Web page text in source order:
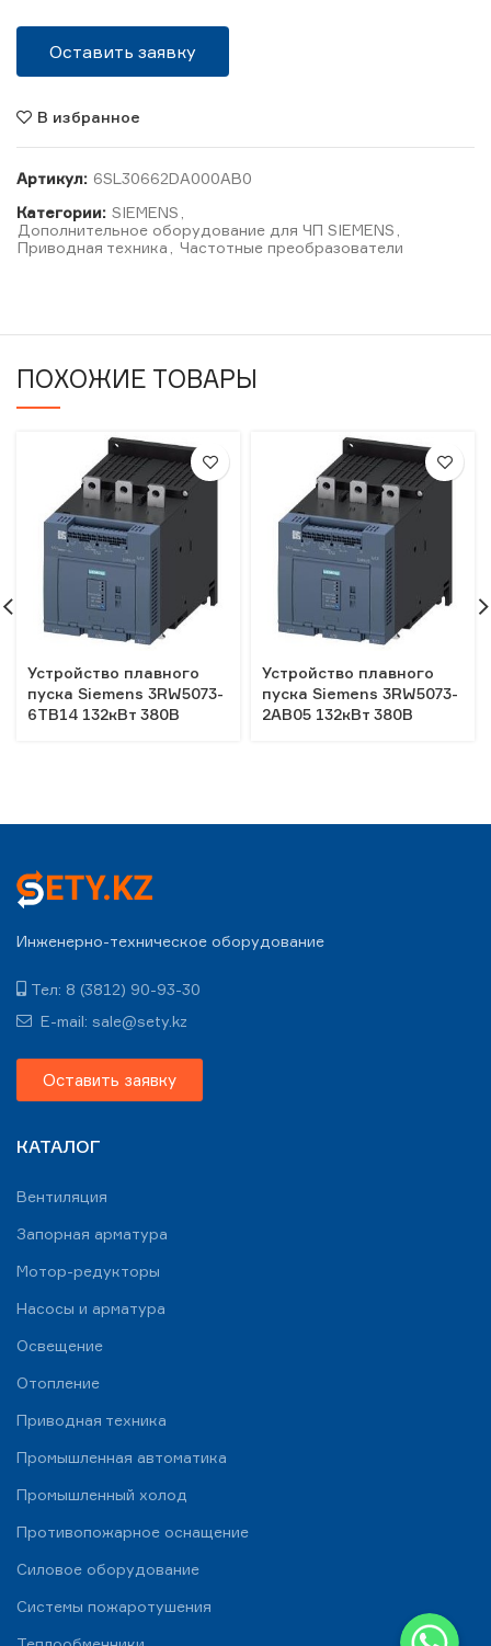
Оставить заявку
В избранное
Артикул: 6SL30662DA000AB0
Категории: SIEMENS
Дополнительное оборудование для ЧП SIEMENS
Приводная техника
Частотные преобразователи
ПОХОЖИЕ ТОВАРЫ
Устройство плавного
пуска Siemens 3RW5073-
6TB14 132кВт 380В
Устройство плавного
пуска Siemens 3RW5073-
2AB05 132кВт 380В
Инженерно-техническое оборудование
Тел: 8 (3812) 90-93-30
E-mail: sale@sety.kz
Оставить заявку
КАТАЛОГ
Вентиляция
Запорная арматура
Мотор-редукторы
Насосы и арматура
Освещение
Отопление
Приводная техника
Промышленная автоматика
Промышленный холод
Противопожарное оснащение
Силовое оборудование
Системы пожаротушения
WhatsApp